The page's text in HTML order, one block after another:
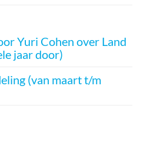
Yuri Cohen over Land
jaar door)
(van maart t/m